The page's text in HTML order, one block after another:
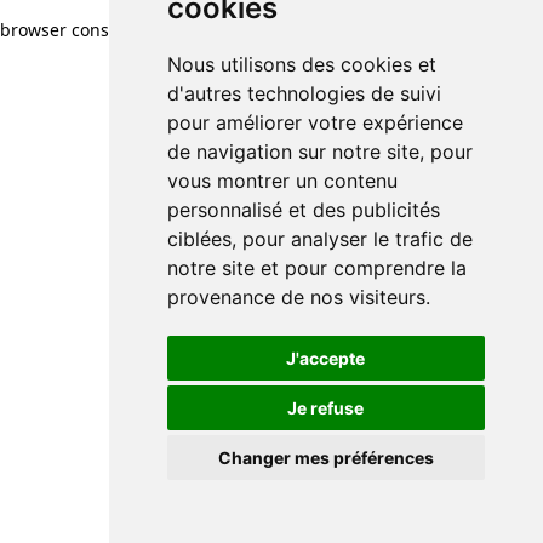
cookies
Nous utilisons des cookies et
d'autres technologies de suivi
pour améliorer votre expérience
de navigation sur notre site, pour
vous montrer un contenu
personnalisé et des publicités
ciblées, pour analyser le trafic de
notre site et pour comprendre la
provenance de nos visiteurs.
J'accepte
Je refuse
Changer mes préférences
cookies
Nous utilisons des cookies et
d'autres technologies de suivi
pour améliorer votre expérience
de navigation sur notre site, pour
vous montrer un contenu
personnalisé et des publicités
ciblées, pour analyser le trafic de
notre site et pour comprendre la
provenance de nos visiteurs.
J'accepte
Je refuse
Changer mes préférences
browser console for more information)